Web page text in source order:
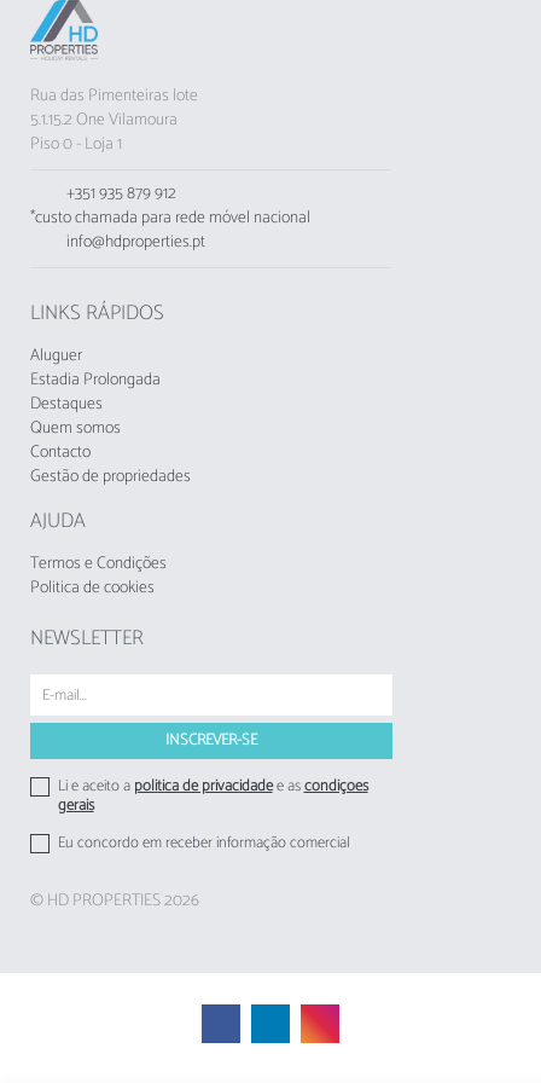
de golfe, os campos de Vila Sol e Millenium
estão a curta distância, assim como o parque
O apartamento oferece Wi-Fi gratuito, ferro de
passar e uma varanda para momentos de
animais, o espaço é ideal para famílias e grupos
de jovens que procuram uma estadia
confortável e bem localizada.
A apenas 17 km do Aeroporto de Faro,
Varandas do Mar é a escolha perfeita para
com todo o conforto e comodidade.
Não se aceitam grupos de jovens menores de
pelos empreendimentos turísticos e
estabelecimentos de alojamento local aos
Rua das Pimenteiras lote
5.1.15.2 One Vilamoura
Piso 0 - Loja 1
+351 935 879 912
*custo chamada para rede móvel nacional
info@hdproperties.pt
LINKS RÁPIDOS
Aluguer
Estadia Prolongada
Destaques
Quem somos
Contacto
Gestão de propriedades
AJUDA
Termos e Condições
Politica de cookies
NEWSLETTER
Li e aceito apolitica de privacidadee ascondições
gerais
Eu concordo em receber informação comercial
© HD PROPERTIES 2026